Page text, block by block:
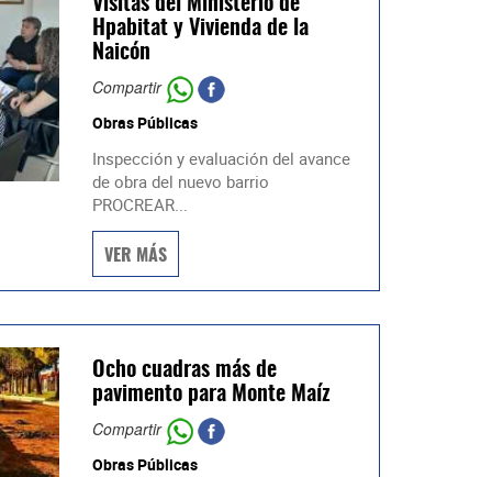
Visitas del Ministerio de
Hpabitat y Vivienda de la
Naicón
Compartir
Obras Públicas
Inspección y evaluación del avance
de obra del nuevo barrio
PROCREAR...
VER MÁS
Ocho cuadras más de
pavimento para Monte Maíz
Compartir
Obras Públicas